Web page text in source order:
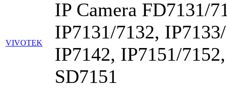
VIVOTEK
IP Camera FD7131/
IP7131/7132,
IP7142, IP7151/
SD7151